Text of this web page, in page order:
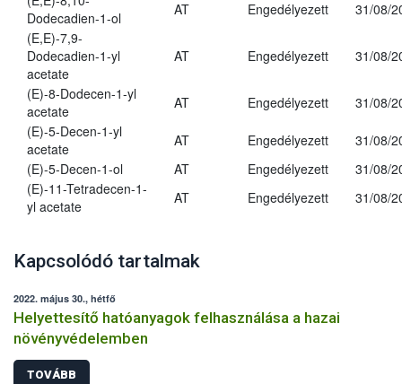
Dodecadien-1-ol
AT Engedélyezett
31/08/
(E,E)-7,9-
Dodecadien-1-yl
acetate
AT Engedélyezett 31/08/
(E)-8-Dodecen-1-yl
acetate
AT Engedélyezett
31/08/
(E)-5-Decen-1-yl
acetate
AT Engedélyezett
31/08/
(E)-5-Decen-1-ol
AT Engedélyezett
31/08/
(E)-11-Tetradecen-1-
yl acetate
AT Engedélyezett 31/08/
Kapcsolódó tartalmak
2022. május 30., hétfő
Helyettesítő hatóanyagok felhasználása a hazai
növényvédelemben
TOVÁBB